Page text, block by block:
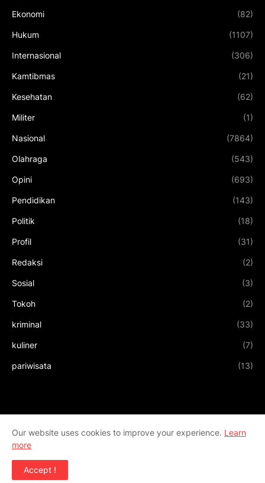
Ekonomi (82)
Hukum (1107)
Internasional (306)
Kamtibmas (21)
Kesehatan (62)
Militer (1)
Nasional (7864)
Olahraga (543)
Opini (693)
Pendidikan (143)
Politik (18)
Profil (31)
Redaksi (2)
Sosial (3)
Tokoh (2)
kriminal (33)
kuliner (7)
pariwisata (13)
Our website uses cookies to improve your experience. Learn
more
Accept !